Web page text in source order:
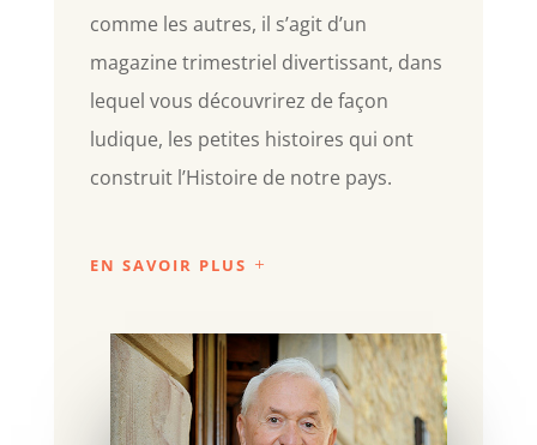
comme les autres, il s’agit d’un
magazine trimestriel divertissant, dans
lequel vous découvrirez de façon
ludique, les petites histoires qui ont
construit l’Histoire de notre pays.
EN SAVOIR PLUS